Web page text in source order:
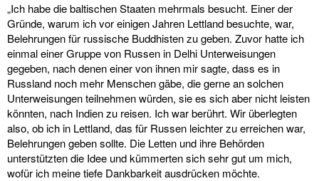
„Ich habe die baltischen Staaten mehrmals besucht. Einer der
Gründe, warum ich vor einigen Jahren Lettland besuchte, war,
Belehrungen für russische Buddhisten zu geben. Zuvor hatte ich
einmal einer Gruppe von Russen in Delhi Unterweisungen
gegeben, nach denen einer von ihnen mir sagte, dass es in
Russland noch mehr Menschen gäbe, die gerne an solchen
Unterweisungen teilnehmen würden, sie es sich aber nicht leisten
könnten, nach Indien zu reisen. Ich war berührt. Wir überlegten
also, ob ich in Lettland, das für Russen leichter zu erreichen war,
Belehrungen geben sollte. Die Letten und ihre Behörden
unterstützten die Idee und kümmerten sich sehr gut um mich,
wofür ich meine tiefe Dankbarkeit ausdrücken möchte.